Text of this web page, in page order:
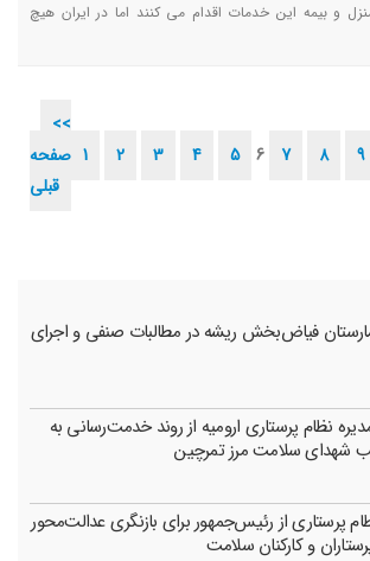
و بیمه این خدمات اقدام می کنند اما در ایران هیچ
قدیمی این حوزه وجود ندارد.
<<
صفحه
قبلی
1 2 3 4 5 6 7 8 9
فیاض‌بخش ریشه در مطالبات صنفی و اجرای
نظام پرستاری ارومیه از روند خدمت‌رسانی به
شهدای سلامت مرز تمرچین
پرستاری از رئیس‌جمهور برای بازنگری عدالت‌محور
و کارکنان سلامت